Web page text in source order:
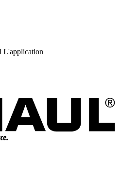
L'application